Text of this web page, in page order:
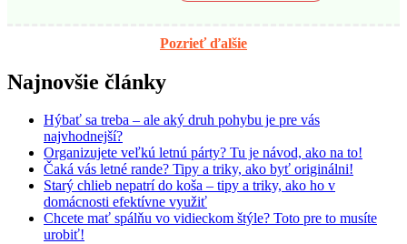
Pozrieť ďalšie
Najnovšie články
Hýbať sa treba – ale aký druh pohybu je pre vás
najvhodnejší?
Organizujete veľkú letnú párty? Tu je návod, ako na to!
Čaká vás letné rande? Tipy a triky, ako byť originálni!
Starý chlieb nepatrí do koša – tipy a triky, ako ho v
domácnosti efektívne využiť
Chcete mať spálňu vo vidieckom štýle? Toto pre to musíte
urobiť!